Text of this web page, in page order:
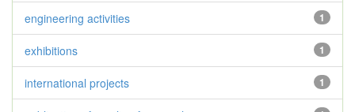
1
engineering activities
1
exhibitions
1
international projects